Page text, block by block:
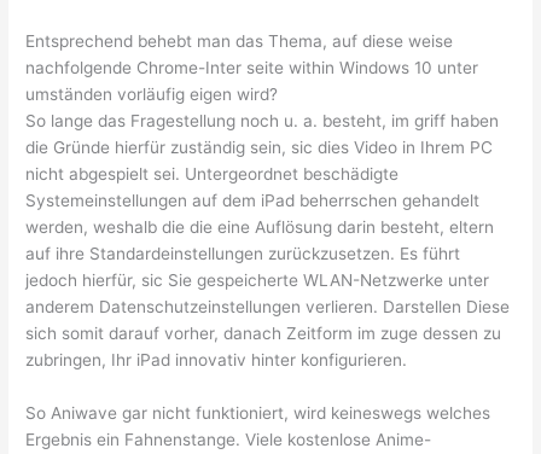
Entsprechend behebt man das Thema, auf diese weise
nachfolgende Chrome-Inter seite within Windows 10 unter
umständen vorläufig eigen wird?
So lange das Fragestellung noch u. a. besteht, im griff haben
die Gründe hierfür zuständig sein, sic dies Video in Ihrem PC
nicht abgespielt sei. Untergeordnet beschädigte
Systemeinstellungen auf dem iPad beherrschen gehandelt
werden, weshalb die die eine Auflösung darin besteht, eltern
auf ihre Standardeinstellungen zurückzusetzen. Es führt
jedoch hierfür, sic Sie gespeicherte WLAN-Netzwerke unter
anderem Datenschutzeinstellungen verlieren. Darstellen Diese
sich somit darauf vorher, danach Zeitform im zuge dessen zu
zubringen, Ihr iPad innovativ hinter konfigurieren.
So Aniwave gar nicht funktioniert, wird keineswegs welches
Ergebnis ein Fahnenstange. Viele kostenlose Anime-